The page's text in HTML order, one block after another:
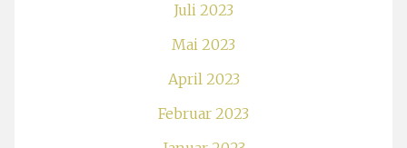
Juli 2023
Mai 2023
April 2023
Februar 2023